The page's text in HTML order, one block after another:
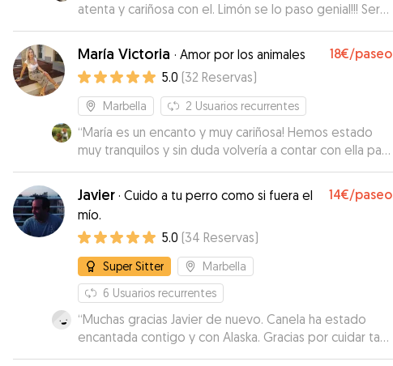
atenta y cariñosa con el. Limón se lo paso genial!!! Será
un placer volver a repetir”
María Victoria · Amor por los animales 18€/paseo
5.0 (32 Reservas)
Marbella 2 Usuarios recurrentes
“María es un encanto y muy cariñosa! Hemos estado
muy tranquilos y sin duda volvería a contar con ella para
cuidar a Porto y Duna”
Javier · Cuido a tu perro como si fuera el
mío.
14€/paseo
5.0 (34 Reservas)
Super Sitter
Marbella
6 Usuarios recurrentes
“Muchas gracias Javier de nuevo. Canela ha estado
encantada contigo y con Alaska. Gracias por cuidar tan
bien de nuestra perrita.”